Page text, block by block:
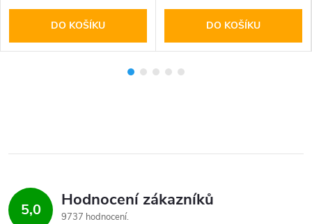
DO KOŠÍKU DO KOŠÍKU
5,0 Hodnocení zákazníků
9737 hodnocení